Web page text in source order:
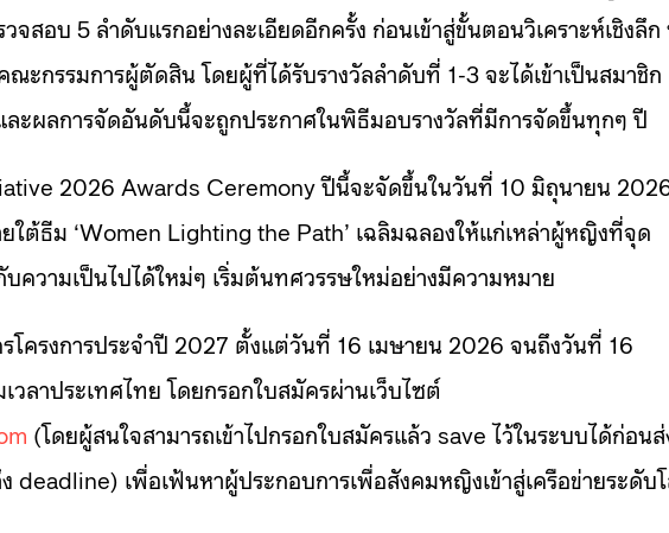
จสอบ 5 ลำดับแรกอย่างละเอียดอีกครั้ง ก่อนเข้าสู่ขั้นตอนวิเคราะห์เชิงลึก
ะกรรมการผู้ตัดสิน โดยผู้ที่ได้รับรางวัลลำดับที่ 1-3 จะได้เข้าเป็นสมาชิก
ละผลการจัดอันดับนี้จะถูกประกาศในพิธีมอบรางวัลที่มีการจัดขึ้นทุกๆ ปี
2026 Awards Ceremony ปีนี้จะจัดขึ้นในวันที่ 10 มิถุนายน
ต้ธีม ‘Women Lighting the Path’ เฉลิมฉลองให้แก่เหล่าผู้หญิงที่จุด
ความเป็นไปได้ใหม่ๆ เริ่มต้นทศวรรษใหม่อย่างมีความหมาย
โครงการประจำปี 2027 ตั้งแต่วันที่ 16 เมษายน 2026 จนถึงวันที่ 16
ลาประเทศไทย โดยกรอกใบสมัครผ่านเว็บไซต์
(โดยผู้สนใจสามารถเข้าไปกรอกใบสมัครแล้ว save ไว้ในระบบได้ก่อนส่
deadline) เพื่อเฟ้นหาผู้ประกอบการเพื่อสังคมหญิงเข้าสู่เครือข่ายระดับ